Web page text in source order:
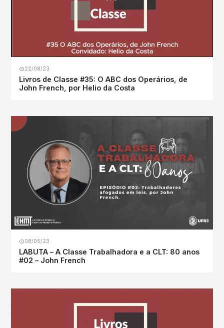
22/08/23
Livros de Classe #35: O ABC dos Operários, de
John French, por Helio da Costa
08/05/23
LABUTA – A Classe Trabalhadora e a CLT: 80 anos
#02 – John French